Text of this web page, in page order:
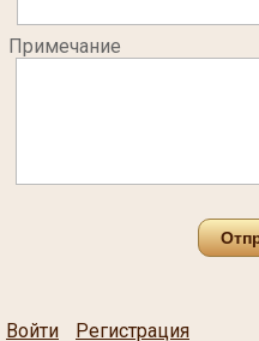
Примечание
Войти Регистрация